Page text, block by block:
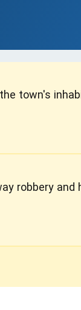
town's
robbery and